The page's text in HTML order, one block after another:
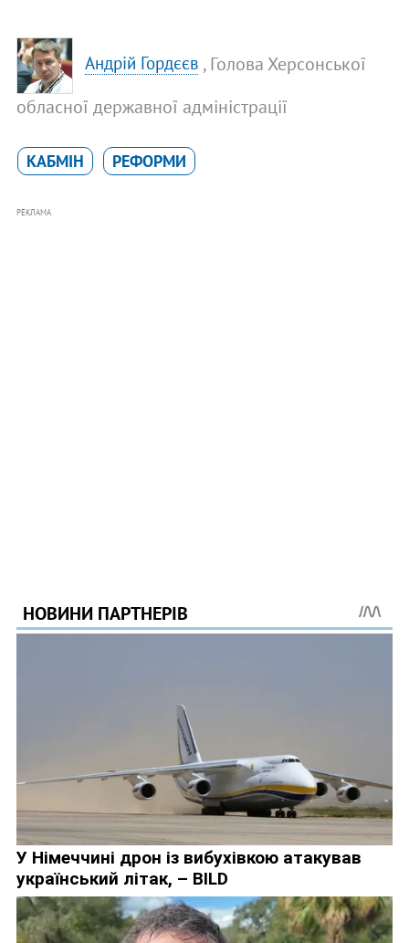
Андрій Гордєєв , Голова Херсонської
обласної державної адміністрації
КАБМІН РЕФОРМИ
РЕКЛАМА